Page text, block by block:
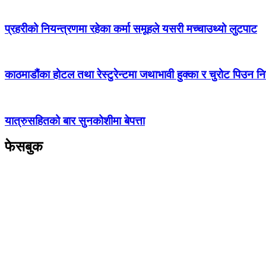
प्रहरीको नियन्त्रणमा रहेका कर्मा समूहले यसरी मच्चाउथ्यो लुटपाट
काठमाडौंका होटल तथा रेस्टुरेन्टमा जथाभावी हुक्का र चुरोट पिउन
यात्रुसहितको बार सुनकोशीमा बेपत्ता
फेसबुक